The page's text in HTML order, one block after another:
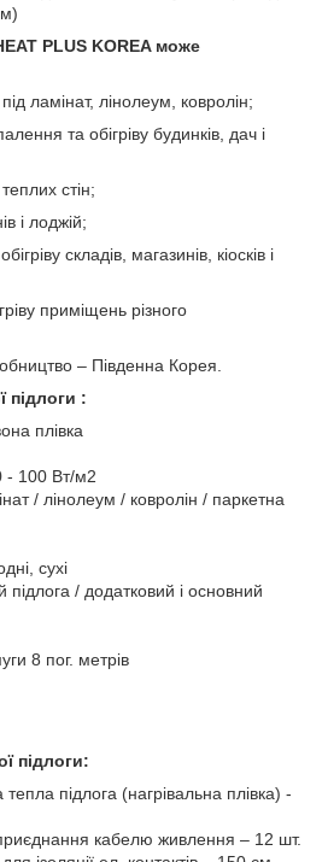
PLUS KOREA може
ламінат, лінолеум, ковролін;
та обігріву будинків, дач і
стін;
і лоджій;
складів, магазинів, кіосків і
приміщень різного
– Південна Корея.
підлоги :
плівка
- 100 Вт/м2
/ лінолеум / ковролін / паркетна
сухі
підлога / додатковий і основний
8 пог. метрів
підлоги:
підлога (нагрівальна плівка) -
кабелю живлення – 12 шт.